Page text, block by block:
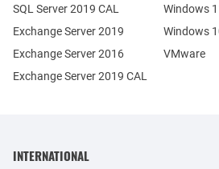
Exchange Server 2019
Exchange Server 2016
SQL Server 2019 CAL
Exchange Server 2019 CAL
Windows
Windows
VMware
INTERNATIONAL